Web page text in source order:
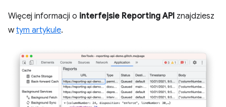
Więcej informacji o interfejsie Reporting API znajdziesz
wtym artykule.